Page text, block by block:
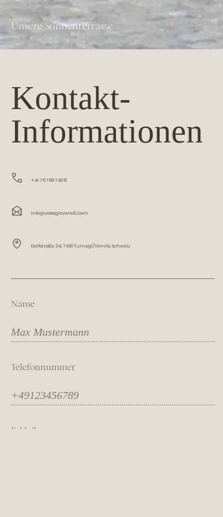
Unsere Sonnenterrasse
Kontakt-
Informationen
+41 76 760 740 8
info@casagiovanoli.com
Dorfstraße 34, 7418 Tumegl/Tomils, Schweiz
Name
Telefonnummer
E-Mail